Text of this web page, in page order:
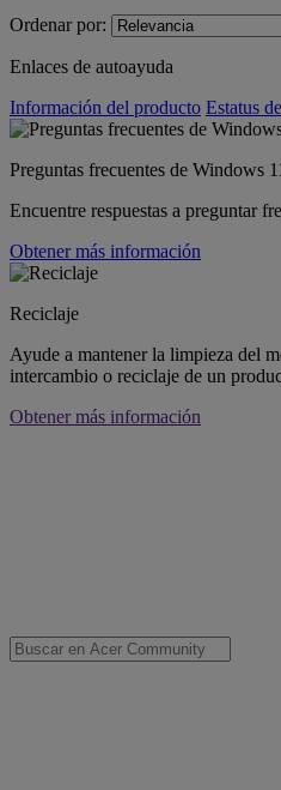
Ordenar por:
Enlaces de autoayuda
Información del producto Estatus
Preguntas frecuentes de Windows
Encuentre respuestas a preguntar
Obtener más información
Reciclaje
Ayude a mantener la limpieza del
intercambio o reciclaje de un
Obtener más información